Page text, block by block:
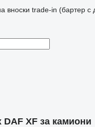
вноски trade-in (бартер с
XF за камиони